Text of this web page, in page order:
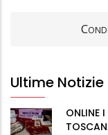
Ultime Notizie
ONLINE